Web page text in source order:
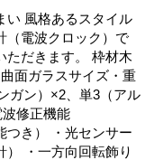
い 風格あるスタイル
（電波クロック）で
ただきます。 枠材木
面ガラスサイズ・重
ガン）×2、単3（アル
修正機能
つき） ・光センサー
） ・一方向回転飾り